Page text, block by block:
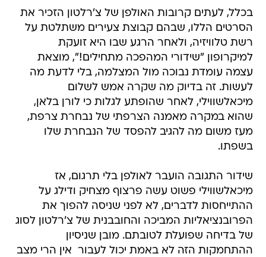
בכלל, לעתים קרובות האולפן של צ'רלטון הזכיר את
הסרטים הללו, שבהם קבוצת צעירים משתלטת על
רשת טלוויזיה, ולאחר הרגע שבו היא זועקת
למיקרופון "שידורי המהפכה מתחילים!", מוצאת
עצמה עומדת נבוכה מול המצלמה, בלי לדעת מה
לעשות. זה בדיוק מה שקרה אמש לשלום
מיכאלשווילי, לאחר שהופתע לגלות כי לורן בלאן,
שהוא במקרה מאמנה הצרפתי של נבחרת צרפת,
מעז משום מה להגיב להפסד של הנבחרת שלו
בשפתו.
שידור התגובה הועבר לאולפן בלי תרגום, אז
מיכאלשווילי פשוט עשה פרצוף מצחיק ודילג על
ההתייחסות לדברים, לא לפני שניסה להפוך את
הפרובנציאליות המביכה והחובבנית של צ'רלטון לסוג
של בדיחה שפועלת לטובתם. מובן שניסיון
ההתחמקות הזה לא באמת יכול לעבור  אין הרי מצב